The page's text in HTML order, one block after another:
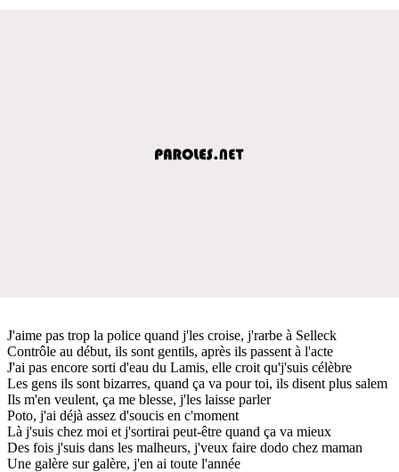
J'aime pas trop la police quand j'les croise, j'rarbe à Selleck
Contrôle au début, ils sont gentils, après ils passent à l'acte
J'ai pas encore sorti d'eau du Lamis, elle croit qu'j'suis célèbre
Les gens ils sont bizarres, quand ça va pour toi, ils disent plus salem
Ils m'en veulent, ça me blesse, j'les laisse parler
Poto, j'ai déjà assez d'soucis en c'moment
Là j'suis chez moi et j'sortirai peut-être quand ça va mieux
Des fois j'suis dans les malheurs, j'veux faire dodo chez maman
Une galère sur galère, j'en ai toute l'année